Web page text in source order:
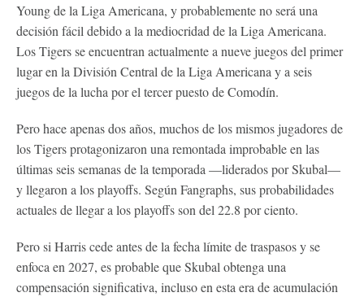
Young de la Liga Americana, y probablemente no será una
decisión fácil debido a la mediocridad de la Liga Americana.
Los Tigers se encuentran actualmente a nueve juegos del primer
lugar en la División Central de la Liga Americana y a seis
juegos de la lucha por el tercer puesto de Comodín.
Pero hace apenas dos años, muchos de los mismos jugadores de
los Tigers protagonizaron una remontada improbable en las
últimas seis semanas de la temporada —liderados por Skubal—
y llegaron a los playoffs. Según Fangraphs, sus probabilidades
actuales de llegar a los playoffs son del 22.8 por ciento.
Pero si Harris cede antes de la fecha límite de traspasos y se
enfoca en 2027, es probable que Skubal obtenga una
compensación significativa, incluso en esta era de acumulación